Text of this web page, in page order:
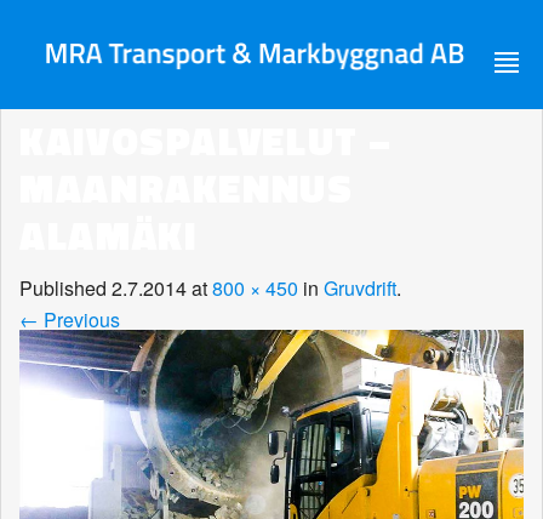
Published 2.7.2014at800 × 450 in Gruvdrift.
← Previous